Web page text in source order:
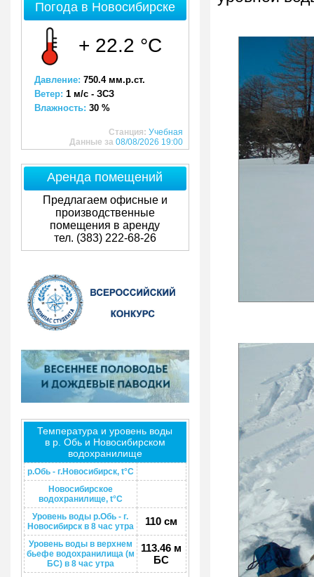
Погода в Новосибирске
+ 22.2 °C
Давление: 750.4 мм.р.ст.
Ветер: 1 м/с - ЗСЗ
Влажность: 30 %
Станция: Учебная
Данные за 08/08/2026 19:00
Аренда помещений
Предлагаем офисные и
производственные
помещения в аренду
тел. (383) 222-68-26
Температура и уровень воды
в р. Обь и Новосибирском
водохранилище
р.Обь - г.Новосибирск, t°C
Новосибирское
водохранилище, t°C
Уровень воды р.Обь - г.
Новосибирск в 8 час утра
110 см
Уровень воды в верхнем
бьефе водохранилища (м
БС) в 8 час утра
113.46 м
БС